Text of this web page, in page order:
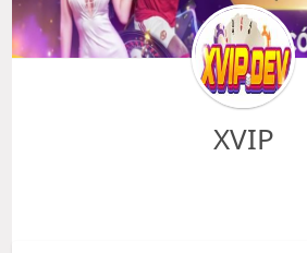
XVIP